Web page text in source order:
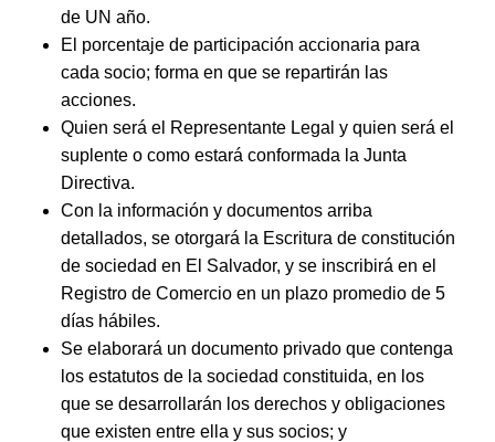
de UN año.
El porcentaje de participación accionaria para
cada socio; forma en que se repartirán las
acciones.
Quien será el Representante Legal y quien será el
suplente o como estará conformada la Junta
Directiva.
Con la información y documentos arriba
detallados, se otorgará la Escritura de constitución
de sociedad en El Salvador, y se inscribirá en el
Registro de Comercio en un plazo promedio de 5
días hábiles.
Se elaborará un documento privado que contenga
los estatutos de la sociedad constituida, en los
que se desarrollarán los derechos y obligaciones
que existen entre ella y sus socios; y